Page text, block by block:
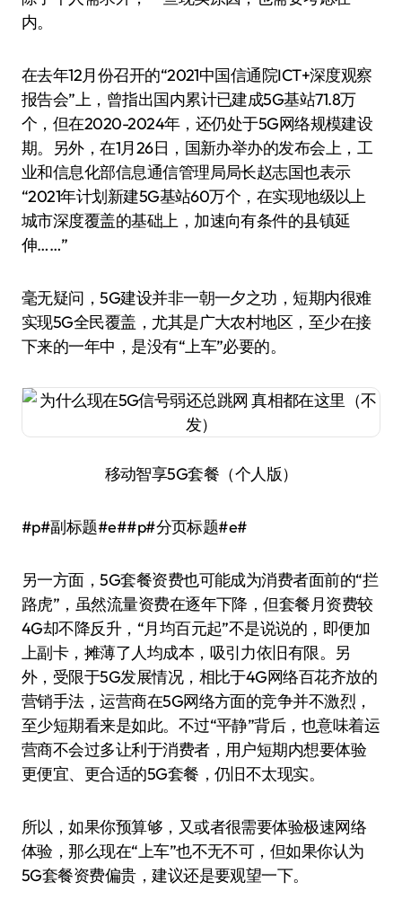
内。
在去年12月份召开的“2021中国信通院ICT+深度观察
报告会”上，曾指出国内累计已建成5G基站71.8万
个，但在2020-2024年，还仍处于5G网络规模建设
期。另外，在1月26日，国新办举办的发布会上，工
业和信息化部信息通信管理局局长赵志国也表示
“2021年计划新建5G基站60万个，在实现地级以上
城市深度覆盖的基础上，加速向有条件的县镇延
伸……”
毫无疑问，5G建设并非一朝一夕之功，短期内很难
实现5G全民覆盖，尤其是广大农村地区，至少在接
下来的一年中，是没有“上车”必要的。
移动智享5G套餐（个人版）
#p#副标题#e##p#分页标题#e#
另一方面，5G套餐资费也可能成为消费者面前的“拦
路虎”，虽然流量资费在逐年下降，但套餐月资费较
4G却不降反升，“月均百元起”不是说说的，即便加
上副卡，摊薄了人均成本，吸引力依旧有限。另
外，受限于5G发展情况，相比于4G网络百花齐放的
营销手法，运营商在5G网络方面的竞争并不激烈，
至少短期看来是如此。不过“平静”背后，也意味着运
营商不会过多让利于消费者，用户短期内想要体验
更便宜、更合适的5G套餐，仍旧不太现实。
所以，如果你预算够，又或者很需要体验极速网络
体验，那么现在“上车”也不无不可，但如果你认为
5G套餐资费偏贵，建议还是要观望一下。